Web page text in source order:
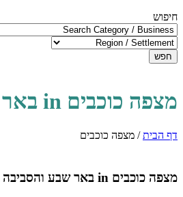
חיפוש
חפש
מצפה כוכבים in באר שבע והסביבה
דף הבית/ מצפה כוכבים
מצפה כוכבים in באר שבע והסביבה